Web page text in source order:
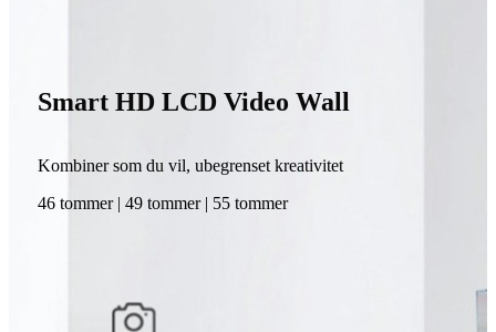
Smart HD LCD Video Wall
Kombiner som du vil, ubegrenset kreativitet
46 tommer | 49 tommer | 55 tommer